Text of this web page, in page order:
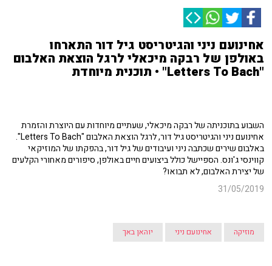
אחינועם ניני והגיטריסט גיל דור התארחו
באולפן של רבקה מיכאלי לרגל הוצאת האלבום
"Letters To Bach" • תוכנית מיוחדת
השבוע בתוכניתה של רבקה מיכאלי, שעתיים מיוחדות עם היוצרת והזמרת
אחינועם ניני והגיטריסט גיל דור, לרגל הוצאת האלבום "Letters To Bach".
באלבום שירים שכתבה ניני ועיבודים של גיל דור, בהפקתו של המוזיקאי
קווינסי ג'ונס. הספיישל כולל ביצועים חיים באולפן, סיפורים מאחורי הקלעים
של יצירת האלבום, לא תבואו?
31/05/2019
מוזיקה אחינועם ניני יוהאן באך